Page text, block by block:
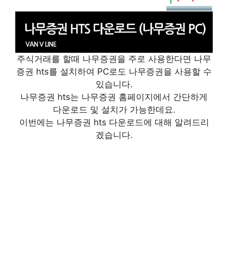
주식거래를 할때 나무증권을 주로 사용한다면 나무
증권 hts를 설치하여 PC로도 나무증권을 사용할 수
있습니다.
나무증권 hts는 나무증권 홈페이지에서 간단하게
다운로드 및 설치가 가능한데요.
이번에는 나무증권 hts 다운로드에 대해 알려드리
겠습니다.